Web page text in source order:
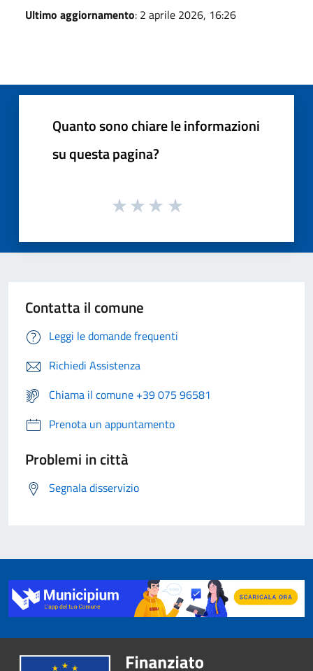
Ultimo aggiornamento: 2 aprile 2026, 16:26
Quanto sono chiare le informazioni
su questa pagina?
Contatta il comune
Leggi le domande frequenti
Richiedi Assistenza
Chiama il comune +39 075 96581
Prenota un appuntamento
Problemi in città
Segnala disservizio